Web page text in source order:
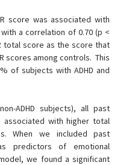
score was associated with
a correlation of 0.70 (p <
total score as the score that
scores among controls. This
of subjects with ADHD and
ADHD subjects), all past
with higher total
When we included past
predictors of emotional
we found a significant